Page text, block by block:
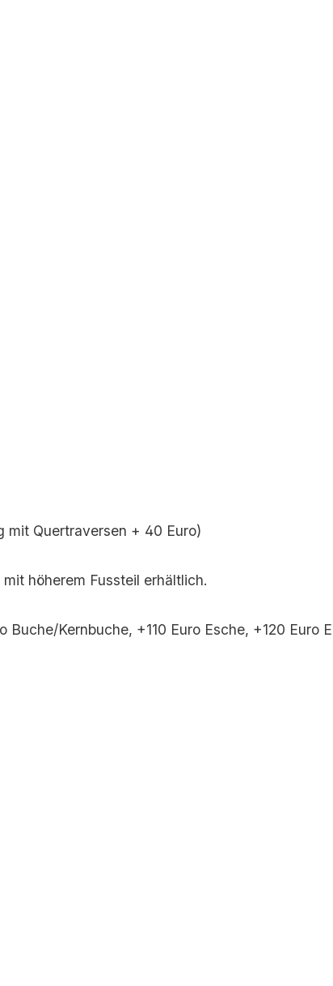
mit Quertraversen + 40 Euro)
höherem Fussteil erhältlich.
Kernbuche, +110 Euro Esche, +120 Euro